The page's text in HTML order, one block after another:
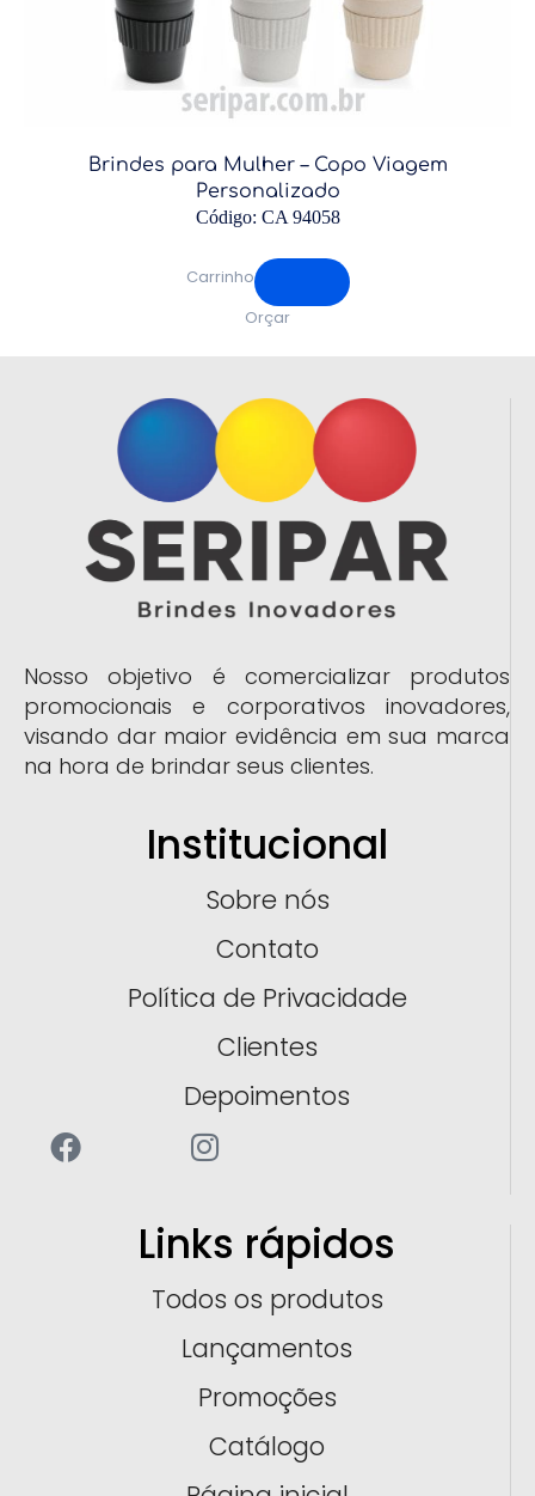
Brindes para Mulher – Copo Viagem
Personalizado
Código: CA 94058
Carrinho
Orçar
Nosso objetivo é comercializar produtos
promocionais e corporativos inovadores,
visando dar maior evidência em sua marca
na hora de brindar seus clientes.
Institucional
Sobre nós
Contato
Política de Privacidade
Clientes
Depoimentos
Links rápidos
Todos os produtos
Lançamentos
Promoções
Catálogo